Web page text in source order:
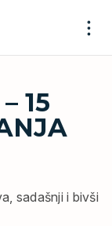
15
sadašnji i bivši